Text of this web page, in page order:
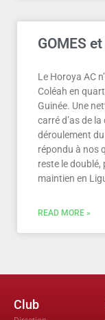
GOMES
Le Horoya AC
Coléah en
Guinée. Une
carré d’as de
déroulement
répondu à nos
reste le doublé,
maintien en
READ MORE »
Club